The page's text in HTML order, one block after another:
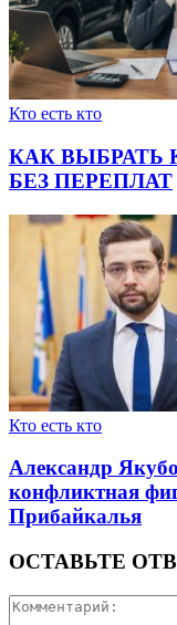
Кто есть кто
КАК ВЫБРАТЬ
БЕЗ ПЕРЕПЛАТ
Кто есть кто
Александр
конфликтная
Прибайкалья
ОСТАВЬТЕ